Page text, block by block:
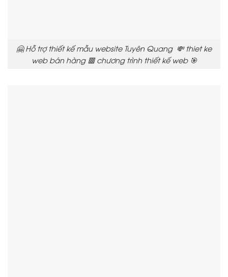
🤗 Hỗ trợ thiết kế mẫu website Tuyên Quang 💸 thiet ke
web bán hàng 🟥 chương trình thiết kế web 🎯